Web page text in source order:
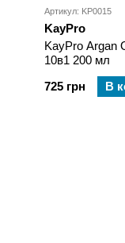
Артикул: KP0015
KayPro
KayPro Argan
10в1 200 мл
725 грн
В